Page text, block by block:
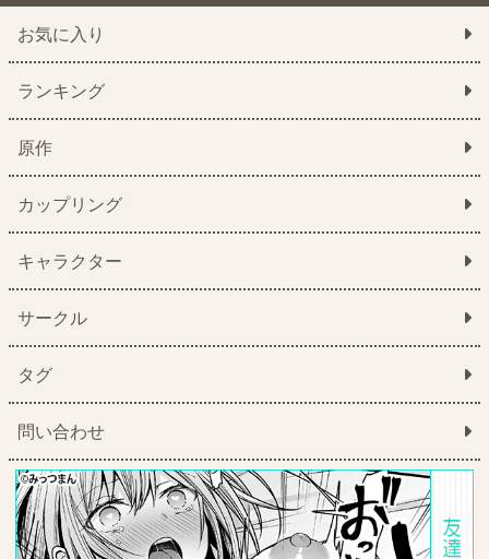
お気に入り
ランキング
原作
カップリング
キャラクター
サークル
タグ
問い合わせ